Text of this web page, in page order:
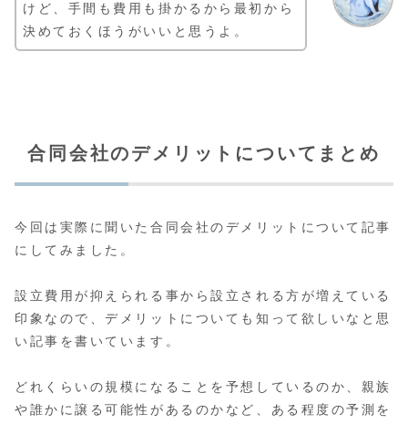
けど、手間も費用も掛かるから最初から
決めておくほうがいいと思うよ。
合同会社のデメリットについてまとめ
今回は実際に聞いた合同会社のデメリットについて記事
にしてみました。
設立費用が抑えられる事から設立される方が増えている
印象なので、デメリットについても知って欲しいなと思
い記事を書いています。
どれくらいの規模になることを予想しているのか、親族
や誰かに譲る可能性があるのかなど、ある程度の予測を